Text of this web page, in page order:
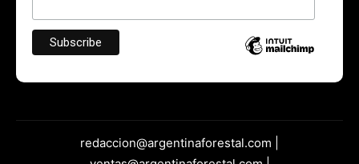
redaccion@argentinaforestal.com |